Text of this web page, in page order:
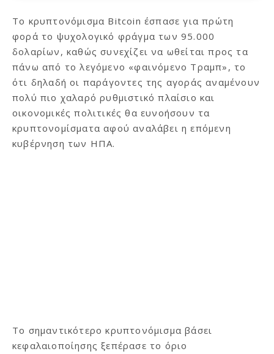
Το κρυπτονόμισμα Bitcoin έσπασε για πρώτη
φορά το ψυχολογικό φράγμα των 95.000
δολαρίων, καθώς συνεχίζει να ωθείται προς τα
πάνω από το λεγόμενο «φαινόμενο Τραμπ», το
ότι δηλαδή οι παράγοντες της αγοράς αναμένουν
πολύ πιο χαλαρό ρυθμιστικό πλαίσιο και
οικονομικές πολιτικές θα ευνοήσουν τα
κρυπτονομίσματα αφού αναλάβει η επόμενη
κυβέρνηση των ΗΠΑ.
Το σημαντικότερο κρυπτονόμισμα βάσει
κεφαλαιοποίησης ξεπέρασε το όριο